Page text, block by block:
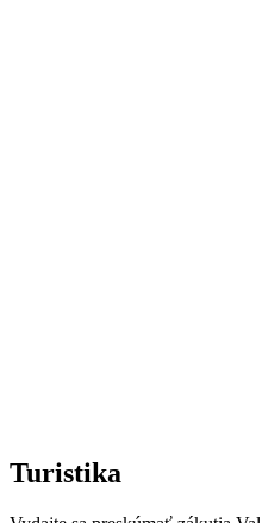
Turistika